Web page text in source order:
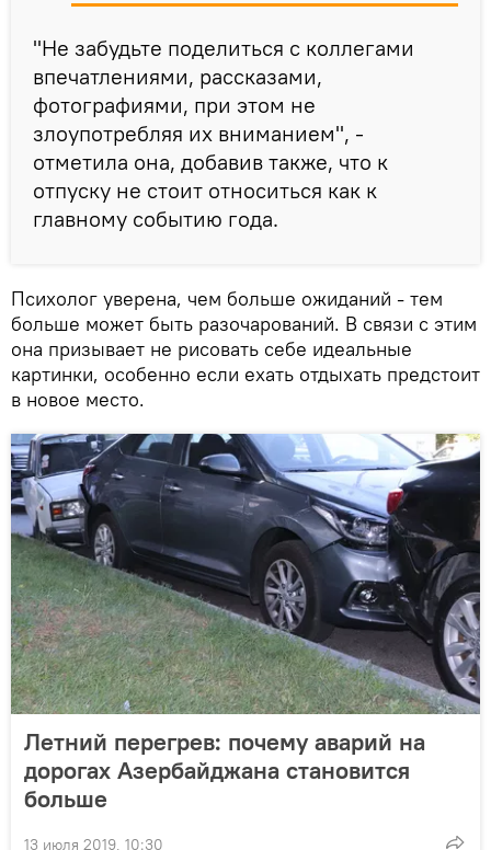
"Не забудьте поделиться с коллегами
впечатлениями, рассказами,
фотографиями, при этом не
злоупотребляя их вниманием", -
отметила она, добавив также, что к
отпуску не стоит относиться как к
главному событию года.
Психолог уверена, чем больше ожиданий - тем
больше может быть разочарований. В связи с этим
она призывает не рисовать себе идеальные
картинки, особенно если ехать отдыхать предстоит
в новое место.
Летний перегрев: почему аварий на
дорогах Азербайджана становится
больше
13 июля 2019, 10:30